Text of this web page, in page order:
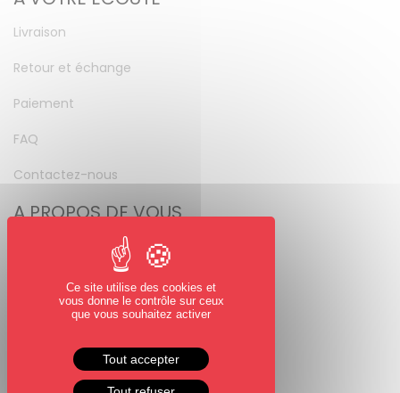
Livraison
Retour et échange
Paiement
FAQ
Contactez-nous
A PROPOS DE VOUS
Mot de passe perdu
NOUS SUIVRE
Facebook
Instagram
Ce site utilise des cookies et
vous donne le contrôle sur ceux
que vous souhaitez activer
Tout accepter